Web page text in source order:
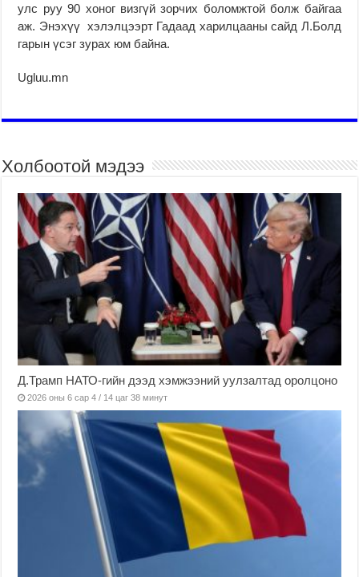
улс руу 90 хоног визгүй зорчих боломжтой болж байгаа
аж. Энэхүү хэлэлцээрт Гадаад харилцааны сайд Л.Болд
гарын үсэг зурах юм байна.
Ugluu.mn
Холбоотой мэдээ
Д.Трамп НАТО-гийн дээд хэмжээний уулзалтад оролцоно
2026 оны 6 сар 4 / 14 цаг 38 минут